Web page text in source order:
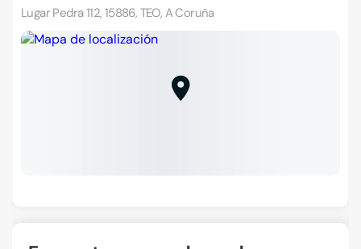
Lugar Pedra 112, 15886, TEO, A Coruña